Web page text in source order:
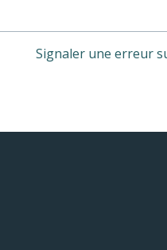
Signaler une erreur